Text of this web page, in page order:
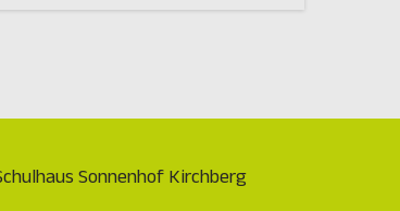
Sonnenhof Kirchberg